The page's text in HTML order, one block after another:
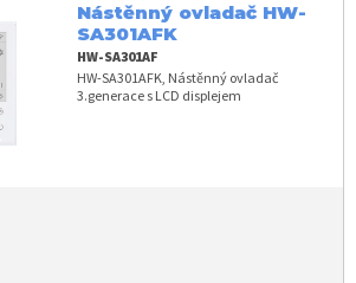
Nástěnný ovladač HW-
SA301AFK
HW-SA301AF
HW-SA301AFK, Nástěnný ovladač
3.generace s LCD displejem